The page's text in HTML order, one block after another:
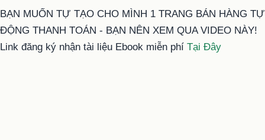
BẠN MUỐN TỰ TẠO CHO MÌNH 1 TRANG BÁN HÀNG TỰ
ĐỘNG THANH TOÁN - BẠN NÊN XEM QUA VIDEO NÀY!
Link đăng ký nhận tài liệu Ebook miễn phí Tại Đây